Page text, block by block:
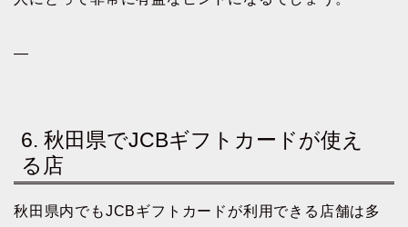
—
6. 秋田県でJCBギフトカードが使え
る店
秋田県内でもJCBギフトカードが利用できる店舗は多